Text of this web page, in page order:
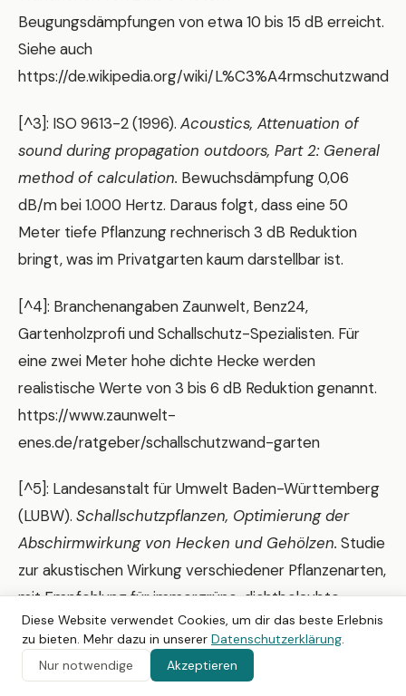
Beugungsdämpfungen von etwa 10 bis 15 dB erreicht.
Siehe auch
https://de.wikipedia.org/wiki/L%C3%A4rmschutzwand
[^3]: ISO 9613-2 (1996). Acoustics, Attenuation of
sound during propagation outdoors, Part 2: General
method of calculation. Bewuchsdämpfung 0,06
dB/m bei 1.000 Hertz. Daraus folgt, dass eine 50
Meter tiefe Pflanzung rechnerisch 3 dB Reduktion
bringt, was im Privatgarten kaum darstellbar ist.
[^4]: Branchenangaben Zaunwelt, Benz24,
Gartenholzprofi und Schallschutz-Spezialisten. Für
eine zwei Meter hohe dichte Hecke werden
realistische Werte von 3 bis 6 dB Reduktion genannt.
https://www.zaunwelt-
enes.de/ratgeber/schallschutzwand-garten
[^5]: Landesanstalt für Umwelt Baden-Württemberg
(LUBW). Schallschutzpflanzen, Optimierung der
Abschirmwirkung von Hecken und Gehölzen. Studie
zur akustischen Wirkung verschiedener Pflanzenarten,
mit Empfehlung für immergrüne, dichtbelaubte
Sorten wie Kirschlorbeer, Eibe und Liguster.
https://pudi.lubw.de/detailseite/-/publication/63331
Diese Website verwendet Cookies, um dir das beste Erlebnis
zu bieten. Mehr dazu in unserer Datenschutzerklärung.
Nur notwendige
Akzeptieren